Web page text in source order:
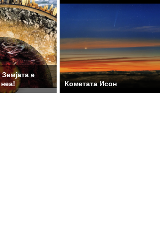
е
Кометата Исон